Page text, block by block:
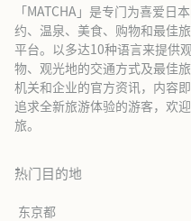
「MATCHA」是专门为喜爱日
约、温泉、美食、购物和最佳
平台。以多达10种语言来提供
物、观光地的交通方式及最佳
机关和企业的官方资讯，内容
追求全新旅游体验的游客，欢
旅。
热门目的地
东京都